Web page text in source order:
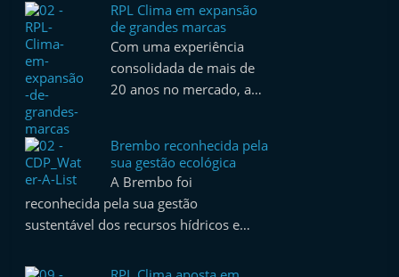
o
r
t
u
a
l
RPL Clima em expansão
de grandes marcas
Com uma experiência
consolidada de mais de
20 anos no mercado, a…
Brembo reconhecida pela
sua gestão ecológica
A Brembo foi
reconhecida pela sua gestão
sustentável dos recursos hídricos e…